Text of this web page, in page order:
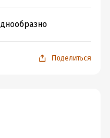
Поделиться